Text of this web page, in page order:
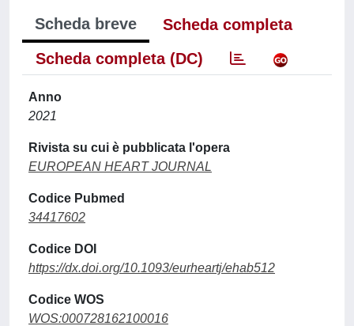
Scheda breve
Scheda completa
Scheda completa (DC)
Anno
2021
Rivista su cui è pubblicata l'opera
EUROPEAN HEART JOURNAL
Codice Pubmed
34417602
Codice DOI
https://dx.doi.org/10.1093/eurheartj/ehab512
Codice WOS
WOS:000728162100016